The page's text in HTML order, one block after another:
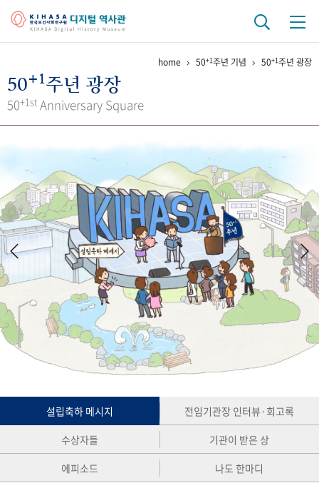
걸어온 길 기관 변천사
키워드로 보는 연구 역사
연구자들
간행물 변천사
기록물 아카이브
사진 아카이브 문서 기록물 행정박물 영상 기록물
50+1 주년 기념
성과 50선 숫자로 보는 50년 50
주년 광장
세계와 함께 한 KIHASA
VR 역사관
home 50+1주년 기념 50+1주년 광장
50+1주년 광장
50+1st Anniversary Square
설립축하 메시지
전임기관장 인터뷰·회고록
수상자들
기관이 받은 상
에피소드
나도 한마디